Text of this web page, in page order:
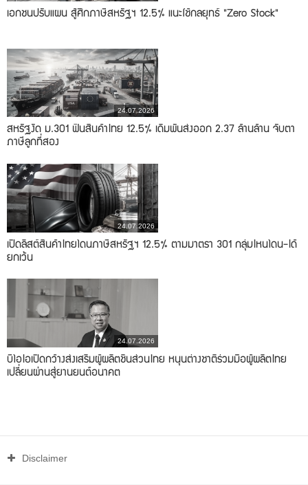
เอกชนปรับแผน สู้ศึกภาษีสหรัฐฯ 12.5% แนะใช้กลยุทธ์ "Zero Stock"
24.07.2026
สหรัฐงัด ม.301 ฟันสินค้าไทย 12.5% เดิมพันส่งออก 2.37 ล้านล้าน จับตา
ภาษีลูกที่สอง
24.07.2026
เปิดลิสต์สินค้าไทยโดนภาษีสหรัฐฯ 12.5% ตามมาตรา 301 กลุ่มไหนโดน-ได้
ยกเว้น
24.07.2026
บีโอไอเปิดกว้างส่งเสริมผู้ผลิตชิ้นส่วนไทย หนุนต่างชาติร่วมมือผู้ผลิตไทย
เปลี่ยนผ่านสู่ยานยนต์อนาคต
Disclaimer